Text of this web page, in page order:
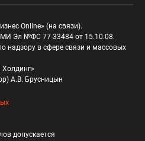
Online» (на связи).
Эл №ФС 77-33484 от 15.10.08.
надзору в сфере связи и массовых
А.В. Брусницын
допускается